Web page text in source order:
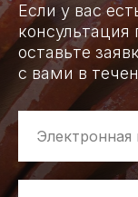
Если у вас
консультация
оставьте
с вами в